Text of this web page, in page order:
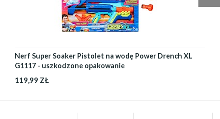
Nerf Super Soaker Pistolet na wodę Power Drench XL
G1117 - uszkodzone opakowanie
119,99 ZŁ